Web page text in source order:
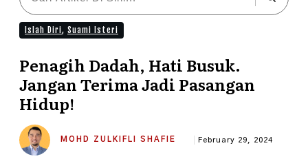
Islah Diri, Suami Isteri
Penagih Dadah, Hati Busuk.
Jangan Terima Jadi Pasangan
Hidup!
MOHD ZULKIFLI SHAFIE February 29, 2024